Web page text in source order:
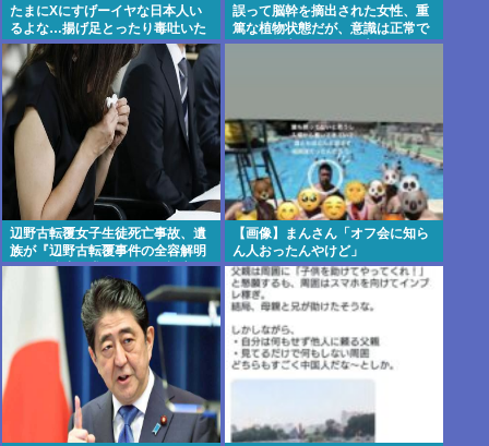
たまにXにすげーイヤな日本人い
るよな…揚げ足とったり毒吐いた
り…
誤って脳幹を摘出された女性、重
篤な植物状態だが、意識は正常で
何かを思考していると判明
辺野古転覆女子生徒死亡事故、遺
族が『辺野古転覆事件の全容解明
と再発防止を求める会』を設立
【画像】まんさん「オフ会に知ら
ん人おったんやけど」